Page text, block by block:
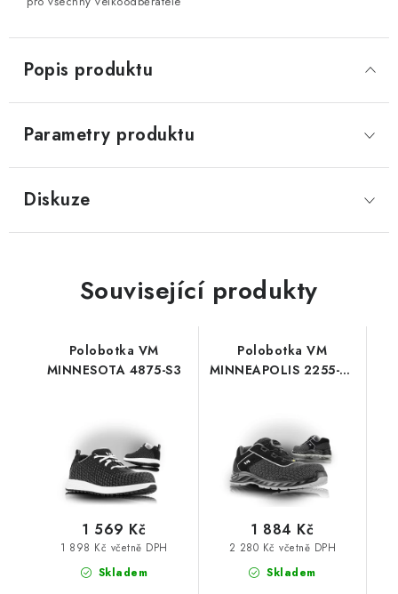
Popis produktu
Parametry produktu
Diskuze
Související produkty
Polobotka VM
MINNESOTA 4875-S3
Skladem
1 898 Kč včetně DPH
1 569 Kč
Polobotka VM
MINNEAPOLIS 2255-S3
Skladem
2 280 Kč včetně DPH
1 884 Kč